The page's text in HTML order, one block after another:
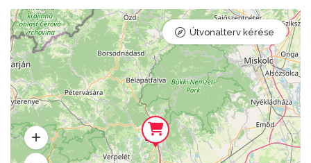
Útvonalterv kérése